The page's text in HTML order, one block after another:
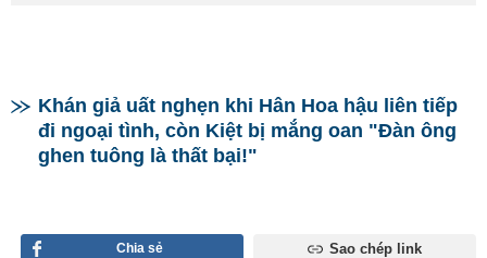
Khán giả uất nghẹn khi Hân Hoa hậu liên tiếp
đi ngoại tình, còn Kiệt bị mắng oan "Đàn ông
ghen tuông là thất bại!"
Chia sẻ Sao chép link